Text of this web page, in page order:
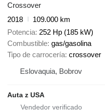
Crossover
2018
109.000 km
Potencia 252 Hp (185 kW)
Combustible gas/gasolina
Tipo de carrocería crossover
Eslovaquia, Bobrov
Auta z USA